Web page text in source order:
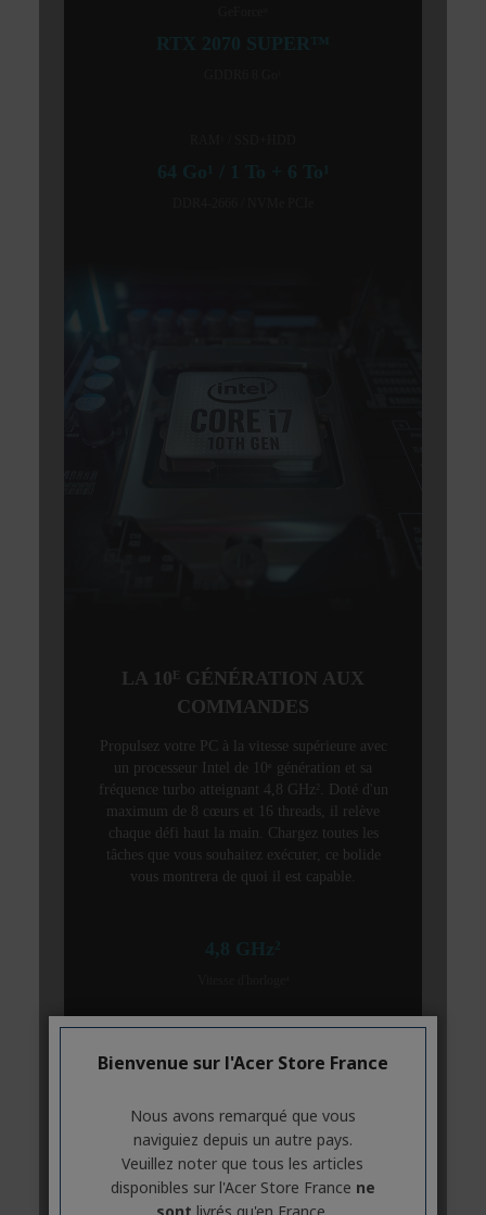
Bienvenue sur l'Acer Store France
Nous avons remarqué que vous
naviguiez depuis un autre pays.
Veuillez noter que tous les articles
disponibles sur l'Acer Store France ne